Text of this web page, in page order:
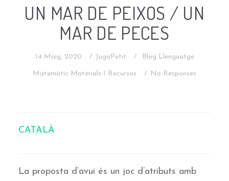
UN MAR DE PEIXOS / UN
MAR DE PECES
14 Maig, 2020 JugaPetit Blog Llenguatge
Matemàtic Materials I Recursos No Responses
CATALÀ
La proposta d’avui és un joc d’atributs amb